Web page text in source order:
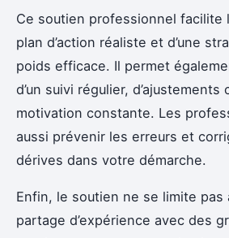
Ce soutien professionnel facilite
plan d’action réaliste et d’une
poids efficace. Il permet
d’un suivi régulier, d’ajustements
motivation constante. Les
aussi prévenir les erreurs et
dérives dans votre démarche.
Enfin, le soutien ne se limite pas
partage d’expérience avec des